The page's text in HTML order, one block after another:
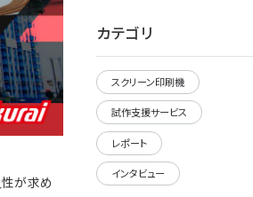
が求め
カテゴリ
スクリーン印刷機
試作支援サービス
レポート
インタビュー